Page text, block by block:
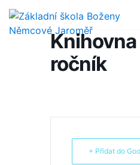
Knihovna
ročník
+ Přidat do